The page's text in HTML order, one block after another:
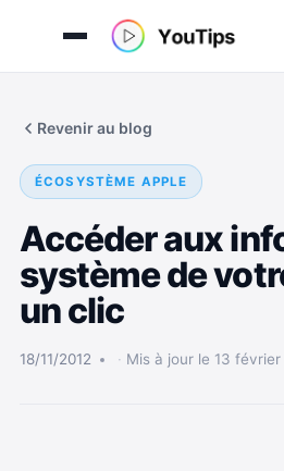
Revenir au blog
ÉCOSYSTÈME APPLE
Accéder aux
système de
un clic
18/11/2012 Mis à jour le 13 février